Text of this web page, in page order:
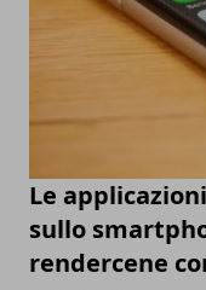
Le
sullo
rendercene